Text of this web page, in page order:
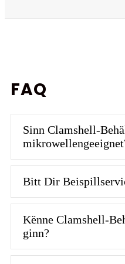
FAQ
Sinn Clamshell-
Bitt Dir
Kënne Clamshell-
ginn?